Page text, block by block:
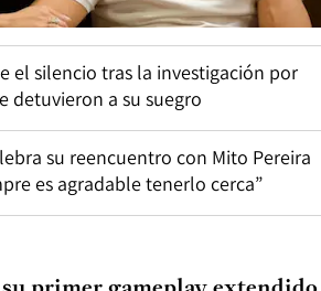
el silencio tras la investigación por
detuvieron a su suegro
su reencuentro con Mito Pereira
es agradable tenerlo cerca”